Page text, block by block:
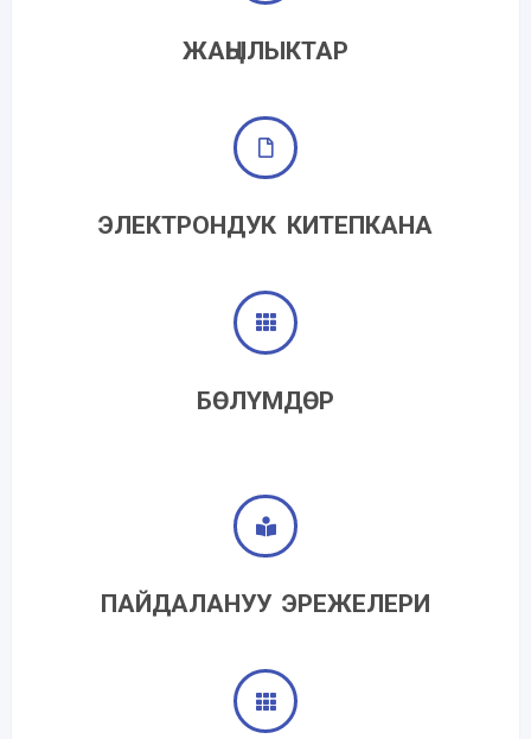
ЖАҢЫЛЫКТАР
ЭЛЕКТРОНДУК КИТЕПКАНА
БӨЛҮМДӨР
ПАЙДАЛАНУУ ЭРЕЖЕЛЕРИ